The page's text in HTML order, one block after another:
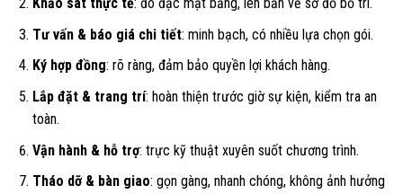
Tư vấn & báo giá chi tiết: minh bạch, có nhiều lựa chọn gói.
Ký hợp đồng: rõ ràng, đảm bảo quyền lợi khách hàng.
Lắp đặt & trang trí: hoàn thiện trước giờ sự kiện, kiểm tra an
toàn.
Vận hành & hỗ trợ: trực kỹ thuật xuyên suốt chương trình.
Tháo dỡ & bàn giao: gọn gàng, nhanh chóng, không ảnh hưởng